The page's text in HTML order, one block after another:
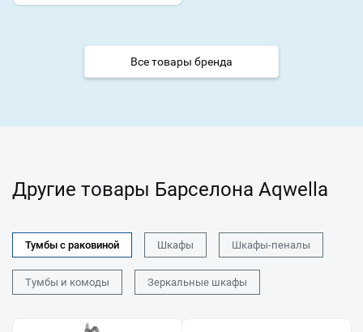
Все товары бренда
Другие товары Барселона Aqwella
Тумбы с раковиной Шкафы Шкафы-пеналы
Тумбы и комоды Зеркальные шкафы